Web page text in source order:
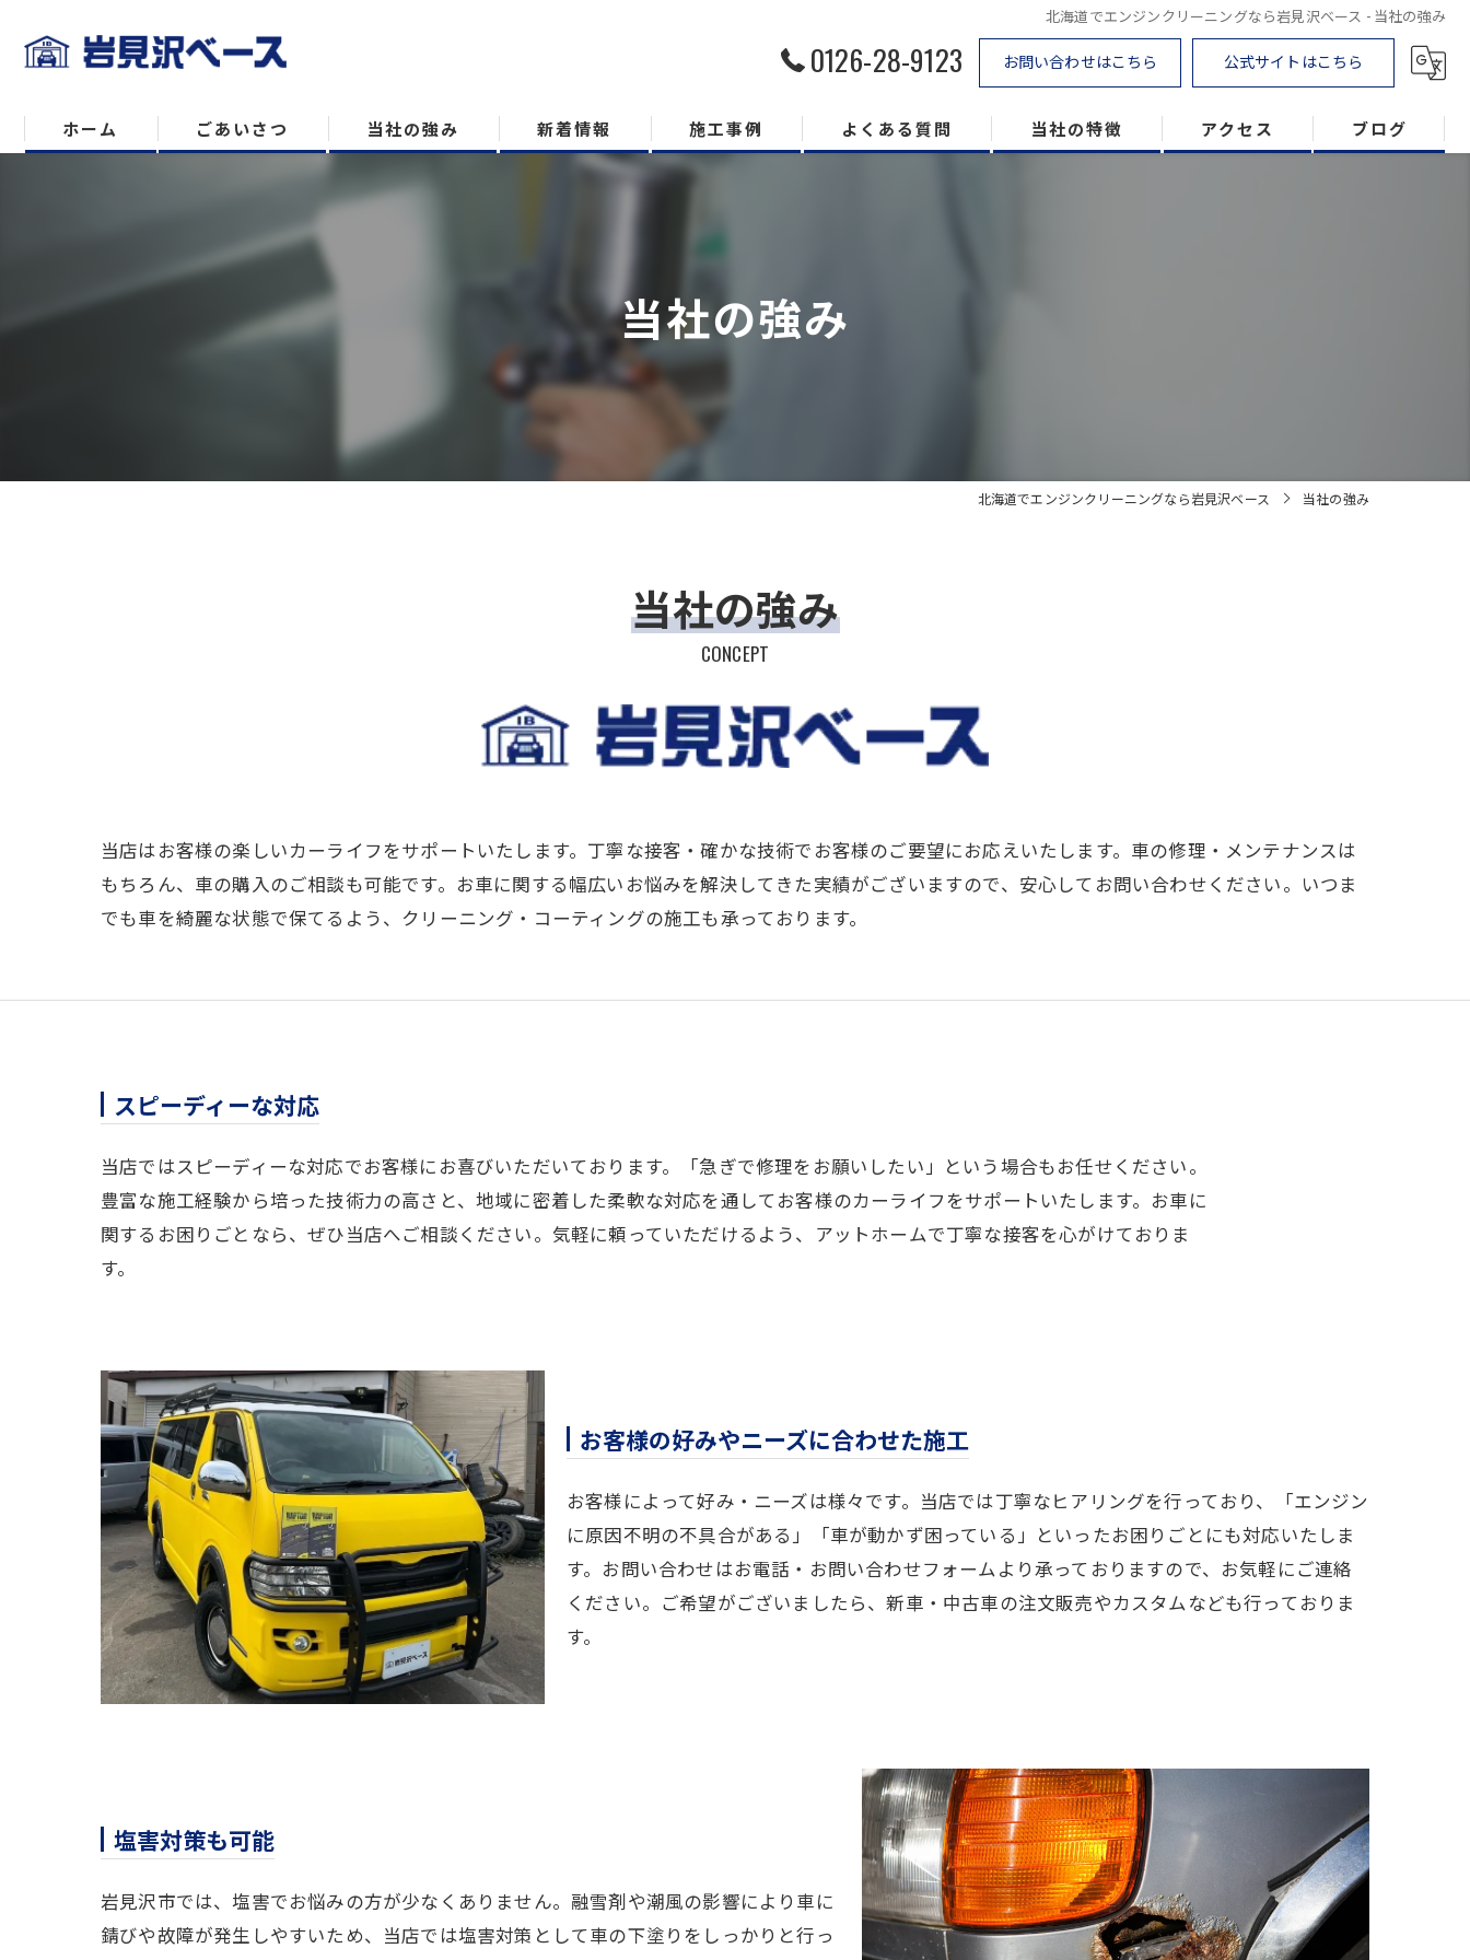
北海道でエンジンクリーニングなら岩見沢ベース - 当社の強み
0126-28-9123 お問い合わせはこちら 公式サイトはこちら
ホーム ごあいさつ 当社の強み 新着情報 施工事例 よくある質問 当社の特徴 アクセス ブログ
当社の強み
北海道でエンジンクリーニングなら岩見沢ベース 当社の強み
当社の強み
CONCEPT
当店はお客様の楽しいカーライフをサポートいたします。丁寧な接客・確かな技術でお客様のご要望にお応えいたします。車の修理・メンテナンスは
もちろん、車の購入のご相談も可能です。お車に関する幅広いお悩みを解決してきた実績がございますので、安心してお問い合わせください。いつま
でも車を綺麗な状態で保てるよう、クリーニング・コーティングの施工も承っております。
スピーディーな対応
当店ではスピーディーな対応でお客様にお喜びいただいております。「急ぎで修理をお願いしたい」という場合もお任せください。
豊富な施工経験から培った技術力の高さと、地域に密着した柔軟な対応を通してお客様のカーライフをサポートいたします。お車に
関するお困りごとなら、ぜひ当店へご相談ください。気軽に頼っていただけるよう、アットホームで丁寧な接客を心がけておりま
す。
お客様の好みやニーズに合わせた施工
お客様によって好み・ニーズは様々です。当店では丁寧なヒアリングを行っており、「エンジン
に原因不明の不具合がある」「車が動かず困っている」といったお困りごとにも対応いたしま
す。お問い合わせはお電話・お問い合わせフォームより承っておりますので、お気軽にご連絡
ください。ご希望がございましたら、新車・中古車の注文販売やカスタムなども行っておりま
す。
塩害対策も可能
岩見沢市では、塩害でお悩みの方が少なくありません。融雪剤や潮風の影響により車に
錆びや故障が発生しやすいため、当店では塩害対策として車の下塗りをしっかりと行っ